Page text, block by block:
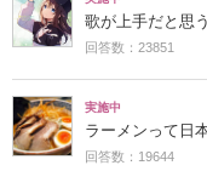
歌が上手だと思
回答数：23851
実施中
ラーメンって日
回答数：19644